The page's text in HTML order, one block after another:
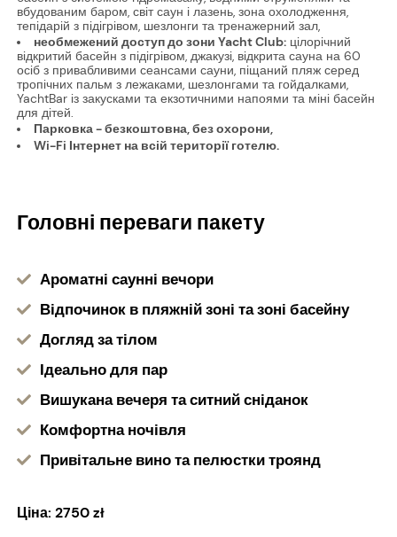
вбудованим баром, світ саун і лазень, зона охолодження,
тепідарій з підігрівом, шезлонги та тренажерний зал,
необмежений доступ до зони Yacht Club:цілорічний
відкритий басейн з підігрівом, джакузі, відкрита сауна на 60
осіб з привабливими сеансами сауни, піщаний пляж серед
тропічних пальм з лежаками, шезлонгами та гойдалками,
YachtBar із закусками та екзотичними напоями та міні басейн
для дітей.
Парковка - безкоштовна, без охорони,
Wi-Fi Інтернет на всій території готелю.
Головні переваги пакету
Ароматні саунні вечори
Відпочинок в пляжній зоні та зоні басейну
Догляд за тілом
Ідеально для пар
Вишукана вечеря та ситний сніданок
Комфортна ночівля
Привітальне вино та пелюстки троянд
Ціна: 2750 zł